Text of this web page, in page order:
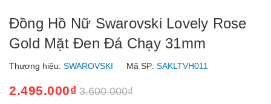
Đồng Hồ Nữ Swarovski Lovely Rose
Gold Mặt Đen Đá Chạy 31mm
Thương hiệu: SWAROVSKI Mã SP: SAKLTVH011
2.495.000₫ 3.600.000₫